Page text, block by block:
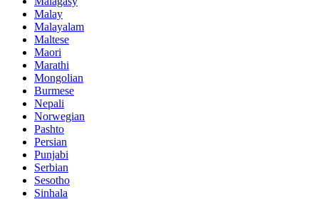
Malay
Malayalam
Maltese
Maori
Marathi
Mongolian
Burmese
Nepali
Norwegian
Pashto
Persian
Punjabi
Serbian
Sesotho
Sinhala